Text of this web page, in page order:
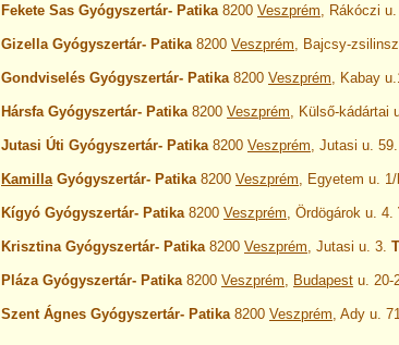
Fekete Sas Gyógyszertár- Patika8200 Veszprém, Rákóczi u.
Gizella Gyógyszertár- Patika8200 Veszprém, Bajcsy-
Gondviselés Gyógyszertár- Patika8200 Veszprém, Kabay
Hársfa Gyógyszertár- Patika8200 Veszprém, Külső-kádártai
Jutasi Úti Gyógyszertár- Patika8200 Veszprém, Jutasi u. 59.
KamillaGyógyszertár- Patika8200 Veszprém, Egyetem u. 1/
Kígyó Gyógyszertár- Patika8200 Veszprém, Ördögárok u. 4.
Krisztina Gyógyszertár- Patika8200 Veszprém, Jutasi u. 3.
Pláza Gyógyszertár- Patika8200 Veszprém, Budapest u. 20-
Szent Ágnes Gyógyszertár- Patika8200 Veszprém, Ady u.